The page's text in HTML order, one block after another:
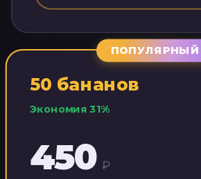
ПОПУЛЯРНЫЙ
50 бананов
Экономия31%
450 ₽